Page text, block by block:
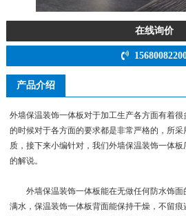
在线询价
产品介绍
外墙保温装饰一体板对于加工生产各方面有着
的时候对于各方面的要求都是非常严格的，所
质，接下来小编针对，我们外墙保温装饰一体
的解说。
外墙保温装饰一体板能在无做任何防水饰面
满水，保温装饰一体板背面能保持干燥，不留